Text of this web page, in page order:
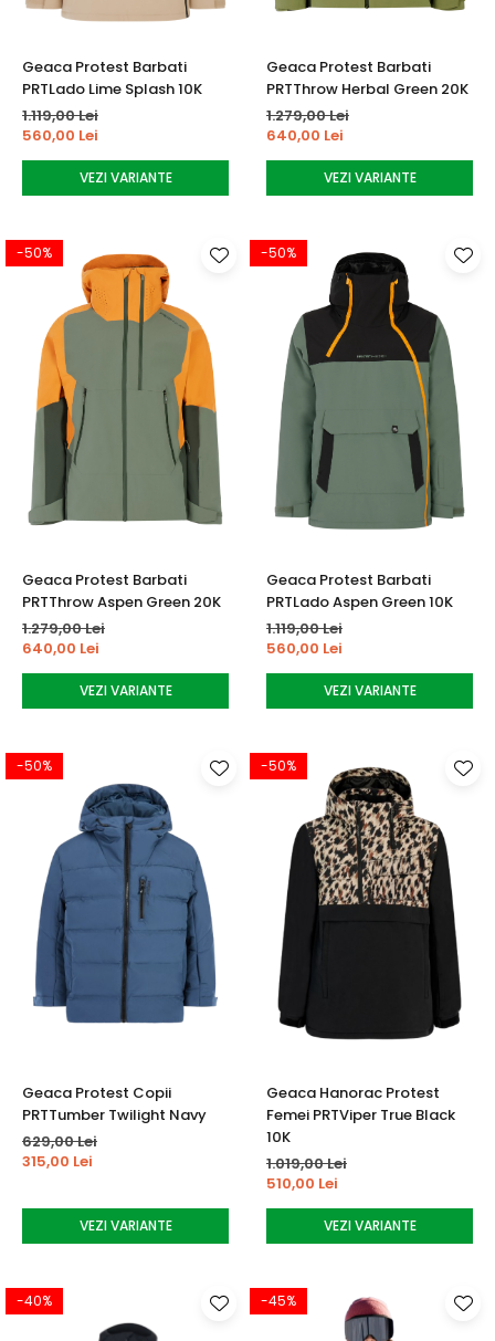
Geaca Protest Barbati
PRTLado Lime Splash 10K
1.119,00 Lei
560,00 Lei
VEZI VARIANTE
Geaca Protest Barbati
PRTThrow Herbal Green 20K
1.279,00 Lei
640,00 Lei
VEZI VARIANTE
-50%
Geaca Protest Barbati
PRTThrow Aspen Green 20K
1.279,00 Lei
640,00 Lei
VEZI VARIANTE
-50%
Geaca Protest Barbati
PRTLado Aspen Green 10K
1.119,00 Lei
560,00 Lei
VEZI VARIANTE
-50%
Geaca Protest Copii
PRTTumber Twilight Navy
629,00 Lei
315,00 Lei
VEZI VARIANTE
-50%
Geaca Hanorac Protest
Femei PRTViper True Black
10K
1.019,00 Lei
510,00 Lei
VEZI VARIANTE
-40% -45%